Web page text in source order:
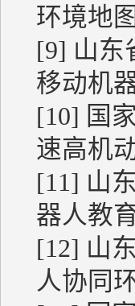
环境地
[9] 山东
移动机
[10] 国
速高机
[11] 山
器人教
[12] 山
人协同